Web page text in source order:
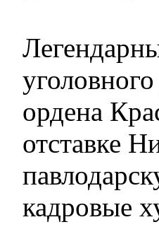
ордена
отставке
кадровые